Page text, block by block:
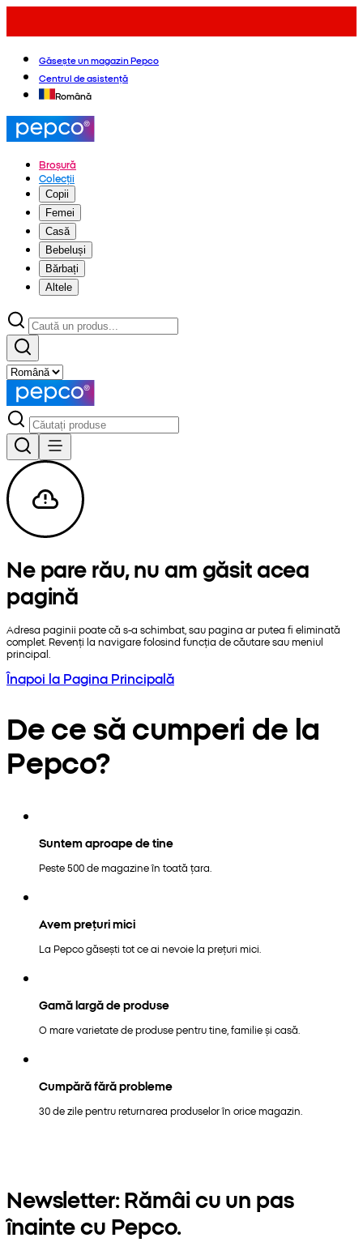
Găsește un magazin Pepco
Centrul de asistență
Română
Broșură
Colecții
Copii
Femei
Casă
Bebeluși
Bărbați
Altele
Ne pare rău, nu am găsit acea
pagină
Adresa paginii poate că s-a schimbat, sau pagina ar putea fi eliminată
complet. Revenți la navigare folosind funcția de căutare sau meniul
principal.
Înapoi la Pagina Principală
De ce să cumperi de la
Pepco?
Suntem aproape de tine
Peste 500 de magazine în toată țara.
Avem prețuri mici
La Pepco găsești tot ce ai nevoie la prețuri mici.
Gamă largă de produse
O mare varietate de produse pentru tine, familie și casă.
Cumpără fără probleme
30 de zile pentru returnarea produselor în orice magazin.
Newsletter: Rămâi cu un pas
înainte cu Pepco.